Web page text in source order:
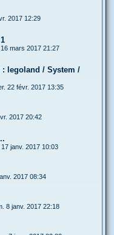
2017 12:29
mars 2017 21:27
legoland / System /
22 févr. 2017 13:35
2017 20:42
17 janv. 2017 10:03
2017 08:34
8 janv. 2017 22:18